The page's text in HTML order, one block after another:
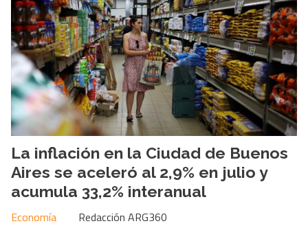
La inflación en la Ciudad de Buenos
Aires se aceleró al 2,9% en julio y
acumula 33,2% interanual
Redacción ARG360
Economía